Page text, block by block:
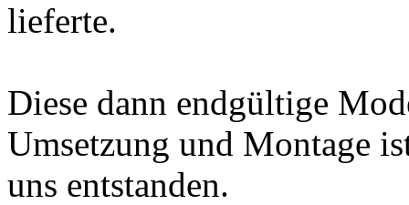
lieferte.
Diese dann endgültige
Umsetzung und Montage
uns entstanden.